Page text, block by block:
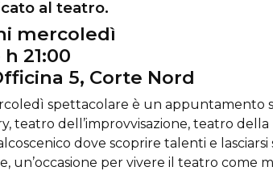
al teatro.
mercoledì
21:00
5, Corte Nord
spettacolare è un appuntamento
teatro dell’improvvisazione, teatro
dove scoprire talenti e
un’occasione per vivere il teatro come